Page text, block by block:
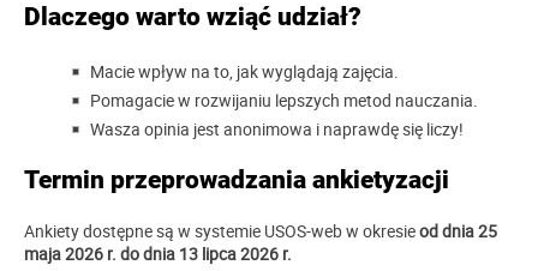
Dlaczego warto wziąć udział?
Macie wpływ na to, jak wyglądają zajęcia.
Pomagacie w rozwijaniu lepszych metod nauczania.
Wasza opinia jest anonimowa i naprawdę się liczy!
Termin przeprowadzania ankietyzacji
Ankiety dostępne są w systemie USOS-web w okresieod dnia 25
maja 2026 r. do dnia 13 lipca 2026 r.